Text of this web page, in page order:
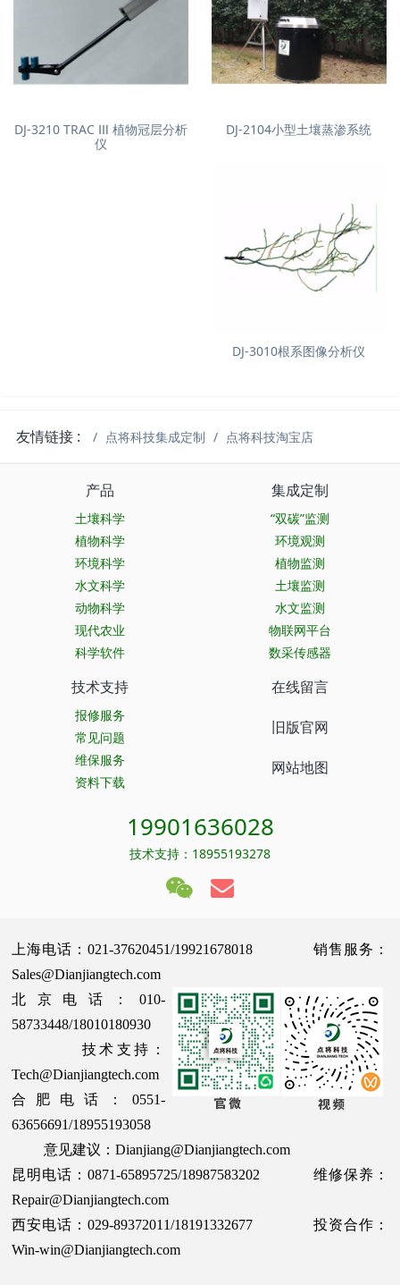
DJ-3210 TRAC Ⅲ 植物冠层分析
仪
DJ-2104小型土壤蒸渗系统
DJ-3010根系图像分析仪
友情链接 : 点将科技集成定制 点将科技淘宝店
产品
土壤科学
植物科学
环境科学
水文科学
动物科学
现代农业
科学软件
集成定制
“双碳”监测
环境观测
植物监测
土壤监测
水文监测
物联网平台
数采传感器
技术支持
报修服务
常见问题
维保服务
资料下载
在线留言
旧版官网
网站地图
19901636028
技术支持：18955193278
上海电话：021-37620451/19921678018 销售服务：
Sales@Dianjiangtech.com
北京电话：010-
58733448/18010180930
技术支持：
Tech@Dianjiangtech.com
合肥电话：0551-
63656691/18955193058
意见建议：Dianjiang@Dianjiangtech.com
昆明电话：0871-65895725/18987583202 维修保养：
Repair@Dianjiangtech.com
西安电话：029-89372011/18191332677 投资合作：
Win-win@Dianjiangtech.com